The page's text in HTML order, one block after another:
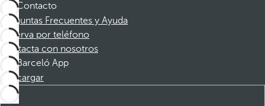
Contacto
Preguntas Frecuentes y Ayuda
Reserva por teléfono
Contacta con nosotros
Barceló App
Descargar